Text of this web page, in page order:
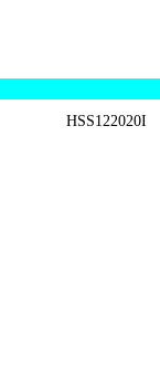
HSS122020I